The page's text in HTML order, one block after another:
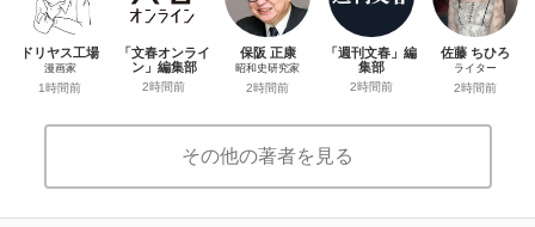
ドリヤス工場
漫画家
1時間前
「文春オンライ
ン」編集部
2時間前
保阪 正康
昭和史研究家
2時間前
「週刊文春」編
集部
2時間前
佐藤 ちひろ
ライター
2時間前
その他の著者を見る